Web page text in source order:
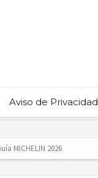
Aviso de Privacidad
Lucas